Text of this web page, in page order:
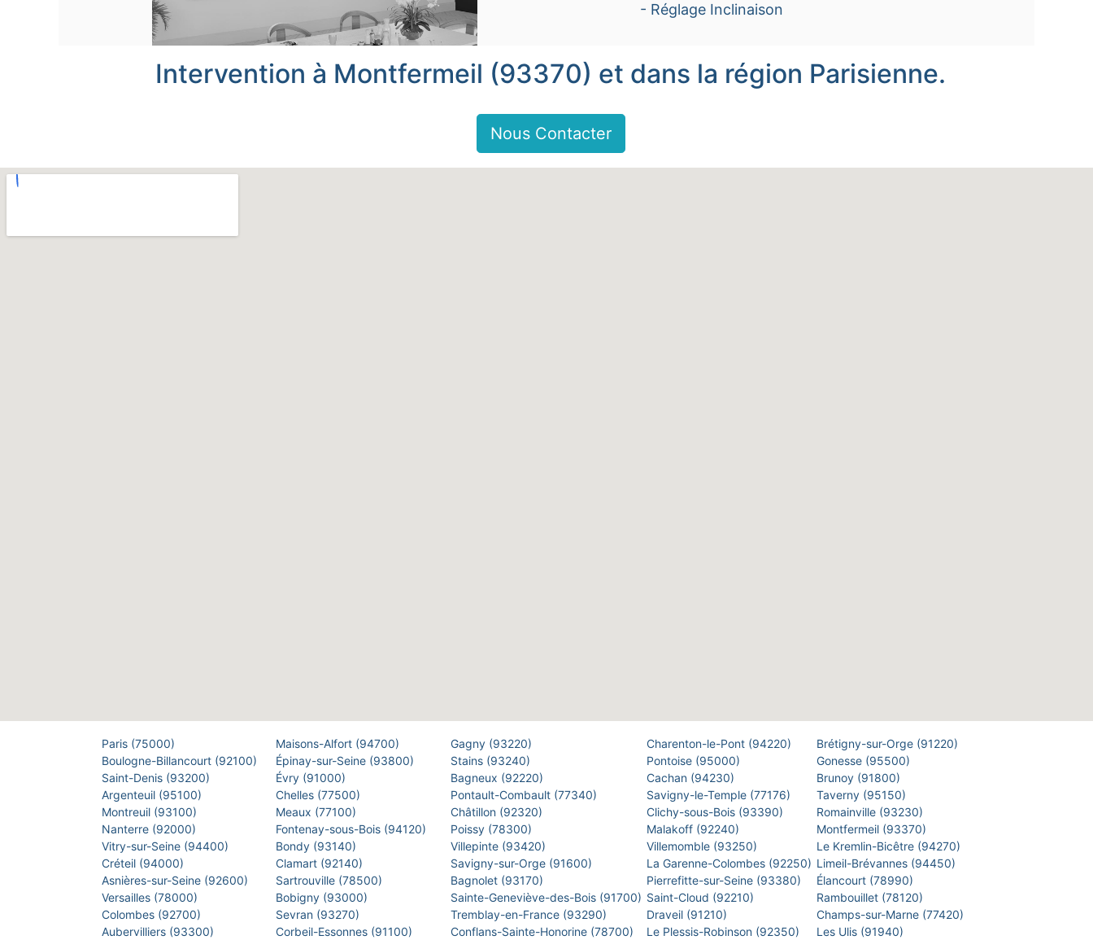
- Réglage Inclinaison
Intervention à Montfermeil (93370) et dans la région Parisienne.
Nous Contacter
Paris (75000)
Boulogne-Billancourt (92100)
Saint-Denis (93200)
Argenteuil (95100)
Montreuil (93100)
Nanterre (92000)
Vitry-sur-Seine (94400)
Créteil (94000)
Asnières-sur-Seine (92600)
Versailles (78000)
Colombes (92700)
Aubervilliers (93300)
Maisons-Alfort (94700)
Épinay-sur-Seine (93800)
Évry (91000)
Chelles (77500)
Meaux (77100)
Fontenay-sous-Bois (94120)
Bondy (93140)
Clamart (92140)
Sartrouville (78500)
Bobigny (93000)
Sevran (93270)
Corbeil-Essonnes (91100)
Gagny (93220)
Stains (93240)
Bagneux (92220)
Pontault-Combault (77340)
Châtillon (92320)
Poissy (78300)
Villepinte (93420)
Savigny-sur-Orge (91600)
Bagnolet (93170)
Sainte-Geneviève-des-Bois (91700)
Tremblay-en-France (93290)
Conflans-Sainte-Honorine (78700)
Charenton-le-Pont (94220)
Pontoise (95000)
Cachan (94230)
Savigny-le-Temple (77176)
Clichy-sous-Bois (93390)
Malakoff (92240)
Villemomble (93250)
La Garenne-Colombes (92250)
Pierrefitte-sur-Seine (93380)
Saint-Cloud (92210)
Draveil (91210)
Le Plessis-Robinson (92350)
Brétigny-sur-Orge (91220)
Gonesse (95500)
Brunoy (91800)
Taverny (95150)
Romainville (93230)
Montfermeil (93370)
Le Kremlin-Bicêtre (94270)
Limeil-Brévannes (94450)
Élancourt (78990)
Rambouillet (78120)
Champs-sur-Marne (77420)
Les Ulis (91940)